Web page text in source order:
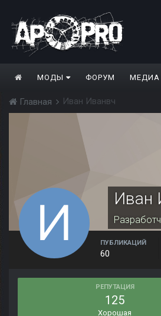
МОДЫ ФОРУМ МЕДИА
Главная Иван Иванвч
Иван
ПУБЛИКАЦИЙ
60
РЕПУТАЦИЯ
125
Хорошая